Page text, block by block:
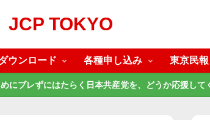
JCP TOKYO
ウンロード 各種申し込み 東京民報
にブレずにはたらく日本共産党を、どうか応援して